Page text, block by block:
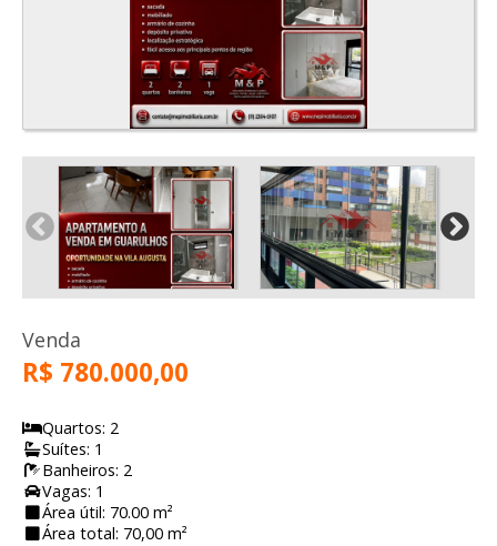
Venda
R$ 780.000,00
Quartos: 2
Suítes: 1
Banheiros: 2
Vagas: 1
Área útil: 70.00 m²
Área total: 70,00 m²